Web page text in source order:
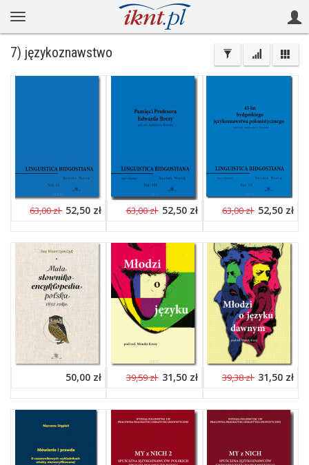
7) językoznawstwo
63,00 zł 52,50 zł 63,00 zł 52,50 zł 63,00 zł 52,50 zł
50,00 zł 39,59 zł 31,50 zł 39,38 zł 31,50 zł